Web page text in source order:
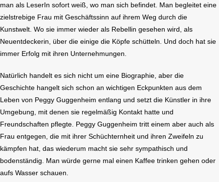
man als LeserIn sofort weiß, wo man sich befindet. Man begleitet eine
zielstrebige Frau mit Geschäftssinn auf ihrem Weg durch die
Kunstwelt. Wo sie immer wieder als Rebellin gesehen wird, als
Neuentdeckerin, über die einige die Köpfe schütteln. Und doch hat sie
immer Erfolg mit ihren Unternehmungen.
Natürlich handelt es sich nicht um eine Biographie, aber die
Geschichte hangelt sich schon an wichtigen Eckpunkten aus dem
Leben von Peggy Guggenheim entlang und setzt die Künstler in ihre
Umgebung, mit denen sie regelmäßig Kontakt hatte und
Freundschaften pflegte. Peggy Guggenheim tritt einem aber auch als
Frau entgegen, die mit ihrer Schüchternheit und ihren Zweifeln zu
kämpfen hat, das wiederum macht sie sehr sympathisch und
bodenständig. Man würde gerne mal einen Kaffee trinken gehen oder
aufs Wasser schauen.